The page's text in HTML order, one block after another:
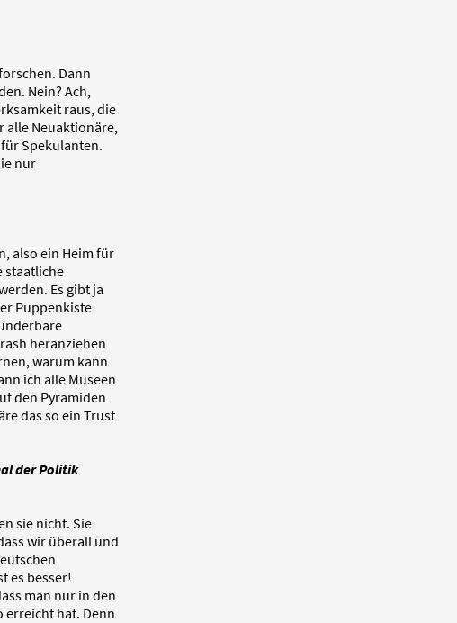
Dann
Nein? Ach,
raus, die
alle Neuaktionäre,
Spekulanten.
nur
also ein Heim für
staatliche
Es gibt ja
Puppenkiste
heranziehen
warum kann
ich alle Museen
den Pyramiden
das so ein Trust
der Politik
sie nicht. Sie
wir überall und
es besser!
man nur in den
erreicht hat. Denn